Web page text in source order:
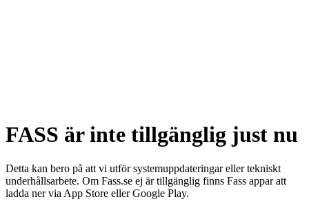
FASS är inte tillgänglig just nu
Detta kan bero på att vi utför systemuppdateringar eller tekniskt
underhållsarbete. Om Fass.se ej är tillgänglig finns Fass appar att
ladda ner via App Store eller Google Play.